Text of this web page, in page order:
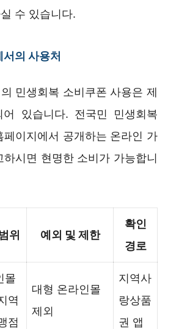
수 있습니다.
의 사용처
민생회복 소비쿠폰 사용은 제
어 있습니다. 전국민 민생회복
페이지에서 공개하는 온라인 가
하시면 현명한 소비가 가능합니
위 예외 및 제한
확인
경로
몰
역
점
대형 온라인몰
제외
지역사
랑상품
권 앱